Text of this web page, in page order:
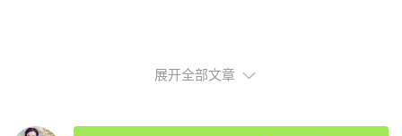
展开全部文章